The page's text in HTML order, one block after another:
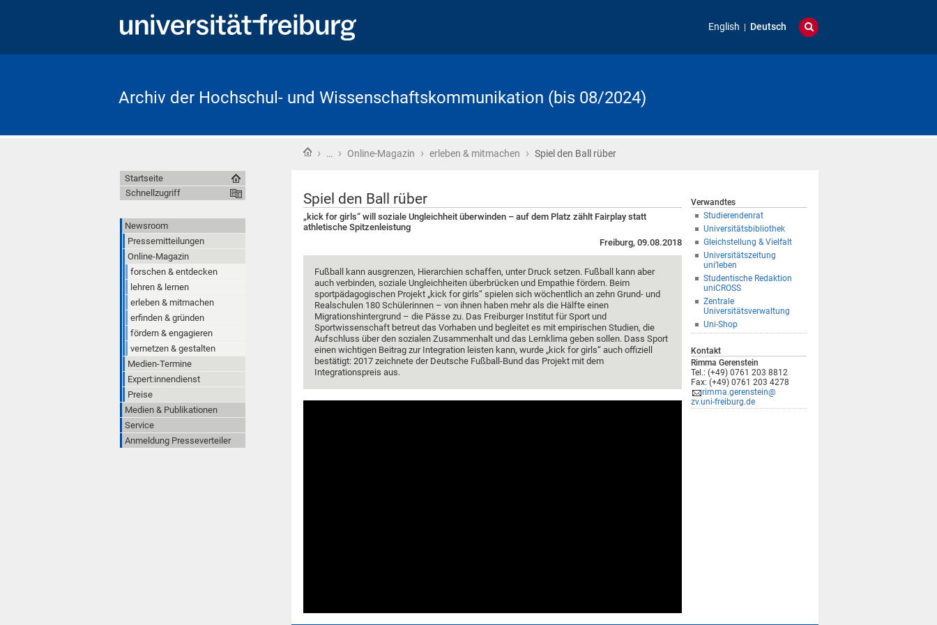
English Deutsch
Archiv der Hochschul- und Wissenschaftskommunikation (bis 08/2024)
Startseite
› … › Online-Magazin › erleben & mitmachen › Spiel den Ball rüber
Spiel den Ball rüber
„kick for girls“ will soziale Ungleichheit überwinden – auf dem Platz zählt Fairplay statt
athletische Spitzenleistung
Freiburg, 09.08.2018
Fußball kann ausgrenzen, Hierarchien schaffen, unter Druck setzen. Fußball kann aber
auch verbinden, soziale Ungleichheiten überbrücken und Empathie fördern. Beim
sportpädagogischen Projekt „kick for girls“ spielen sich wöchentlich an zehn Grund- und
Realschulen 180 Schülerinnen – von ihnen haben mehr als die Hälfte einen
Migrationshintergrund – die Pässe zu. Das Freiburger Institut für Sport und
Sportwissenschaft betreut das Vorhaben und begleitet es mit empirischen Studien, die
Aufschluss über den sozialen Zusammenhalt und das Lernklima geben sollen. Dass Sport
einen wichtigen Beitrag zur Integration leisten kann, wurde „kick for girls“ auch offiziell
bestätigt: 2017 zeichnete der Deutsche Fußball-Bund das Projekt mit dem
Integrationspreis aus.
Verwandtes
Studierendenrat
Universitätsbibliothek
Gleichstellung & Vielfalt
Universitätszeitung
uni’leben
Studentische Redaktion
uniCROSS
Zentrale
Universitätsverwaltung
Uni-Shop
Kontakt
Rimma Gerenstein
Tel.: (+49) 0761 203 8812
Fax: (+49) 0761 203 4278
rimma.gerenstein@
zv.uni-freiburg.de
Startseite
Schnellzugriff
Newsroom
Pressemitteilungen
Online-Magazin
forschen & entdecken
lehren & lernen
erleben & mitmachen
erfinden & gründen
fördern & engagieren
vernetzen & gestalten
Medien-Termine
Expert:innendienst
Preise
Medien & Publikationen
Service
Anmeldung Presseverteiler